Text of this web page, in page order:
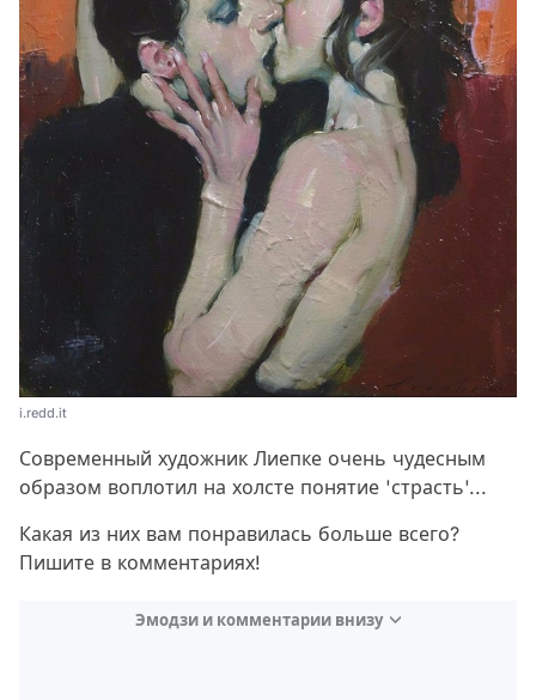
i.redd.it
Современный художник Лиепке очень чудесным
образом воплотил на холсте понятие 'страсть'...
Какая из них вам понравилась больше всего?
Пишите в комментариях!
Эмодзи и комментарии внизу